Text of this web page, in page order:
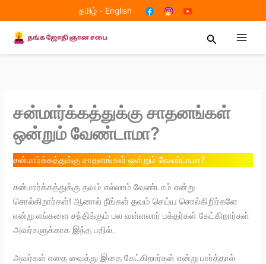
to
content
தமிழ்- English
Search
சன்மார்க்கத்துக்கு சாதனங்கள்
ஒன்றும் வேண்டாமா?
சன்மார்க்கத்துக்கு சாதனங்கள் ஒன்றும் வேண்டாமா?
சன்மார்க்கத்துக்கு தவம் எல்லாம் வேண்டாம் என்று
சொல்கிறார்கள்! ஆனால் நீங்கள் தவம் செய்ய சொல்கிறிர்களே
என்று எங்களை சந்திக்கும் பல வள்ளலார் பக்தர்கள் கேட்கிறார்கள்
அவர்களுக்காக இந்த பதில்.
அவர்கள் எதை வைத்து இதை கேட்கிறார்கள் என்று பார்த்தால்